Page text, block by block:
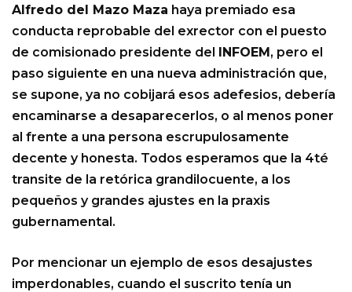
Alfredo del Mazo Maza haya premiado esa
conducta reprobable del exrector con el puesto
de comisionado presidente del INFOEM, pero el
paso siguiente en una nueva administración que,
se supone, ya no cobijará esos adefesios, debería
encaminarse a desaparecerlos, o al menos poner
al frente a una persona escrupulosamente
decente y honesta. Todos esperamos que la 4té
transite de la retórica grandilocuente, a los
pequeños y grandes ajustes en la praxis
gubernamental.
Por mencionar un ejemplo de esos desajustes
imperdonables, cuando el suscrito tenía un